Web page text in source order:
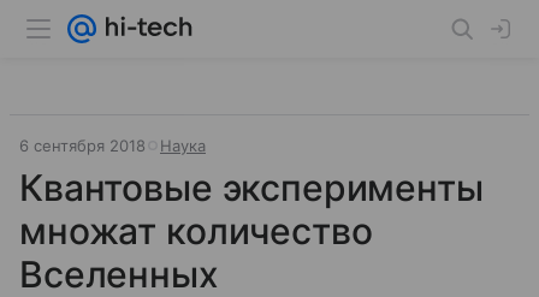
6 сентября 2018 Наука
Квантовые эксперименты
множат количество
Вселенных